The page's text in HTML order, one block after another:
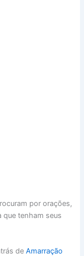
por orações,
que tenham seus
de Amarração